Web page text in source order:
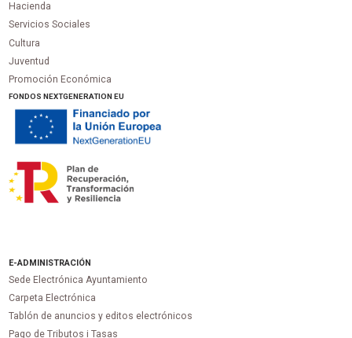
Hacienda
Servicios Sociales
Cultura
Juventud
Promoción Económica
FONDOS NEXTGENERATION EU
E-ADMINISTRACIÓN
Sede Electrónica Ayuntamiento
Carpeta Electrónica
Tablón de anuncios y editos electrónicos
Pago de Tributos i Tasas